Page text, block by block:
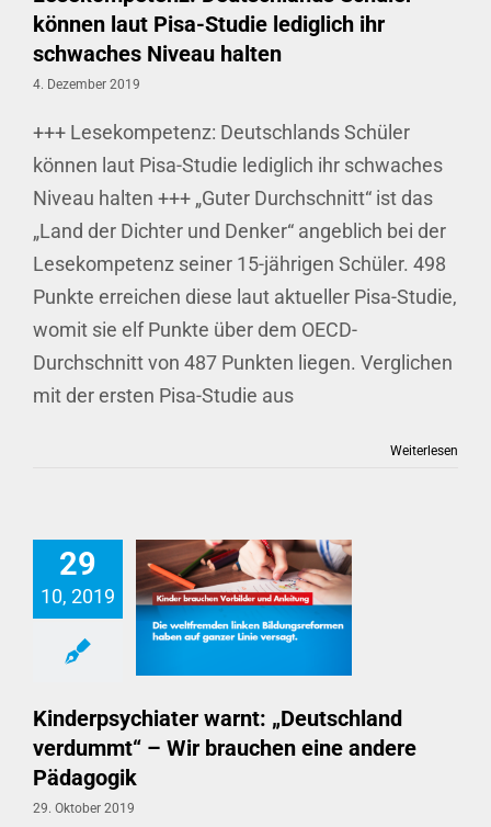
können laut Pisa-Studie lediglich ihr
schwaches Niveau halten
4. Dezember 2019
+++ Lesekompetenz: Deutschlands Schüler
können laut Pisa-Studie lediglich ihr schwaches
Niveau halten +++ „Guter Durchschnitt“ ist das
„Land der Dichter und Denker“ angeblich bei der
Lesekompetenz seiner 15-jährigen Schüler. 498
Punkte erreichen diese laut aktueller Pisa-Studie,
womit sie elf Punkte über dem OECD-
Durchschnitt von 487 Punkten liegen. Verglichen
mit der ersten Pisa-Studie aus
Weiterlesen
29
10, 2019
Kinderpsychiater warnt: „Deutschland
verdummt“ – Wir brauchen eine andere
Pädagogik
29. Oktober 2019